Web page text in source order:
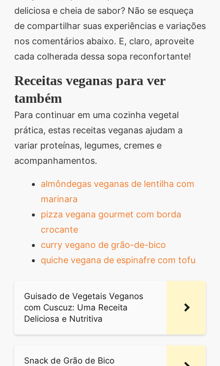
deliciosa e cheia de sabor? Não se esqueça
de compartilhar suas experiências e variações
nos comentários abaixo. E, claro, aproveite
cada colherada dessa sopa reconfortante!
Receitas veganas para ver
também
Para continuar em uma cozinha vegetal
prática, estas receitas veganas ajudam a
variar proteínas, legumes, cremes e
acompanhamentos.
almôndegas veganas de lentilha com
marinara
pizza vegana gourmet com borda
crocante
curry vegano de grão-de-bico
quiche vegana de espinafre com tofu
Guisado de Vegetais Veganos
com Cuscuz: Uma Receita
Deliciosa e Nutritiva
Snack de Grão de Bico